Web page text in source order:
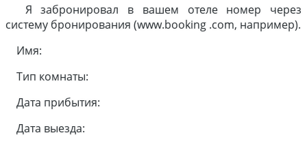
Я забронировал в вашем отеле номер через
систему бронирования (www.booking .com, например).
Имя:
Тип комнаты:
Дата прибытия:
Дата выезда: